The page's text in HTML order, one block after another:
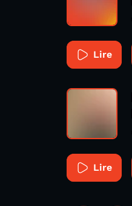
Lire
Lire